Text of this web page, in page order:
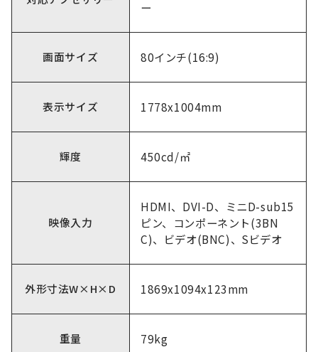
ー
画面サイズ 80インチ(16:9)
表示サイズ 1778x1004mm
輝度 450cd/㎡
映像入力
HDMI、DVI-D、ミニD-sub15
ピン、コンポーネント(3BN
C)、ビデオ(BNC)、Sビデオ
外形寸法W×H×D 1869x1094x123mm
重量 79kg